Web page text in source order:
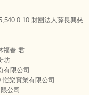
0 10 財團法人薛長興慈
福春 君
坊
有限公司
愷樂實業有限公司
公司